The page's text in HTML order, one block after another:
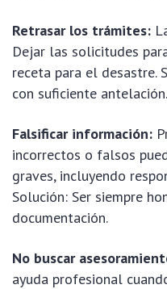
Retrasar los trámites:
Dejar las solicitudes
receta para el desastre.
con suficiente antelación.
Falsificar información:
incorrectos o falsos
graves, incluyendo
Solución: Ser siempre
documentación.
No buscar
ayuda profesional